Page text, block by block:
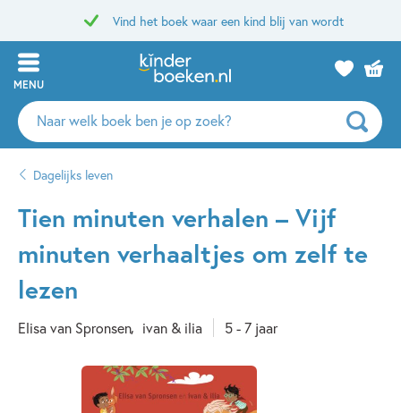
Vind het boek waar een kind blij van wordt
MENU
Zoeken
naar
auteurs
uitgevers
Dagelijks leven
Tien minuten verhalen – Vijf
minuten verhaaltjes om zelf te
lezen
Elisa van Spronsen ivan & ilia 5 - 7 jaar